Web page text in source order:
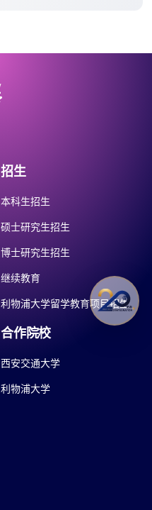
招生
本科生招生
硕士研究生招生
博士研究生招生
继续教育
利物浦大学留学教育项目招生
合作院校
西安交通大学
利物浦大学